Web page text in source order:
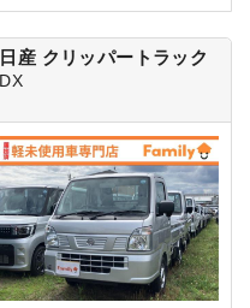
日産 クリッパートラック
DX